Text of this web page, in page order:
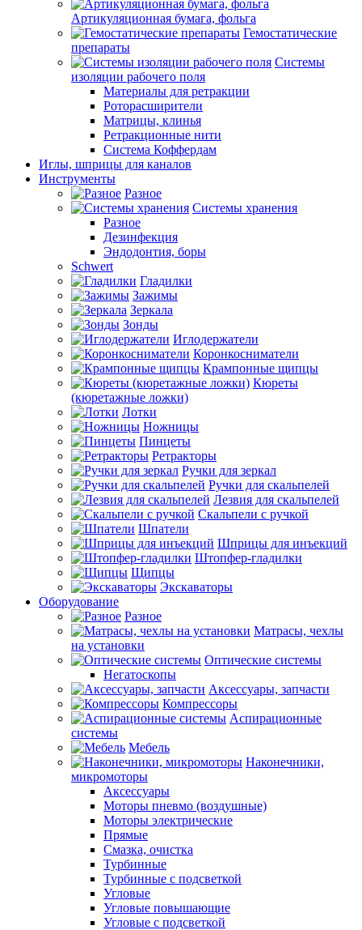
Артикуляционная бумага, фольга
Гемостатические
препараты
Системы
изоляции рабочего поля
Материалы для ретракции
Роторасширители
Матрицы, клинья
Ретракционные нити
Система Коффердам
Иглы, шприцы для каналов
Инструменты
Разное
Системы хранения
Разное
Дезинфекция
Эндодонтия, боры
Schwert
Гладилки
Зажимы
Зеркала
Зонды
Иглодержатели
Коронкосниматели
Крампонные щипцы
Кюреты
(кюретажные ложки)
Лотки
Ножницы
Пинцеты
Ретракторы
Ручки для зеркал
Ручки для скальпелей
Лезвия для скальпелей
Скальпели с ручкой
Шпатели
Шприцы для инъекций
Штопфер-гладилки
Щипцы
Экскаваторы
Оборудование
Разное
Матрасы, чехлы
на установки
Оптические системы
Негатоскопы
Аксессуары, запчасти
Компрессоры
Аспирационные
системы
Мебель
Наконечники,
микромоторы
Аксессуары
Моторы пневмо (воздушные)
Моторы электрические
Прямые
Смазка, очистка
Турбинные
Турбинные с подсветкой
Угловые
Угловые повышающие
Угловые с подсветкой